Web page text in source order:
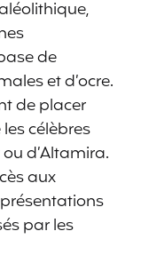
de
et d’ocre.
de placer
célèbres
d’Altamira.
aux
par les